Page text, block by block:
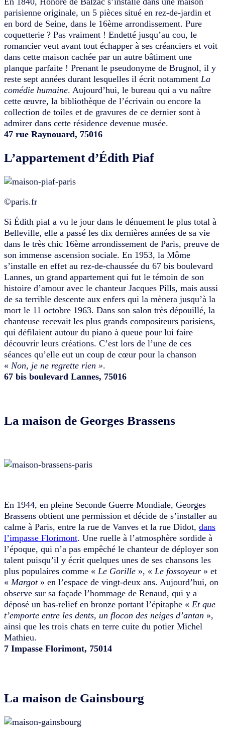
parisienne originale, un 5 pièces situé en rez-de-jardin et
en bord de Seine, dans le 16ème arrondissement. Pure
coquetterie ? Pas vraiment ! Endetté jusqu’au cou, le
romancier veut avant tout échapper à ses créanciers et voit
dans cette maison cachée par un autre bâtiment une
planque parfaite ! Prenant le pseudonyme de Brugnol, il y
reste sept années durant lesquelles il écrit notamment La
comédie humaine. Aujourd’hui, le bureau qui a vu naître
cette œuvre, la bibliothèque de l’écrivain ou encore la
collection de toiles et de gravures de ce dernier sont à
admirer dans cette résidence devenue musée.
47 rue Raynouard, 75016
L’appartement d’Édith Piaf
©paris.fr
Si Édith piaf a vu le jour dans le dénuement le plus total à
Belleville, elle a passé les dix dernières années de sa vie
dans le très chic 16ème arrondissement de Paris, preuve de
son immense ascension sociale. En 1953, la Môme
s’installe en effet au rez-de-chaussée du 67 bis boulevard
Lannes, un grand appartement qui fut le témoin de son
histoire d’amour avec le chanteur Jacques Pills, mais aussi
de sa terrible descente aux enfers qui la mènera jusqu’à la
mort le 11 octobre 1963. Dans son salon très dépouillé, la
chanteuse recevait les plus grands compositeurs parisiens,
qui défilaient autour du piano à queue pour lui faire
découvrir leurs créations. C’est lors de l’une de ces
séances qu’elle eut un coup de cœur pour la chanson
« Non, je ne regrette rien ».
67 bis boulevard Lannes, 75016
La maison de Georges Brassens
En 1944, en pleine Seconde Guerre Mondiale, Georges
Brassens obtient une permission et décide de s’installer au
calme à Paris, entre la rue de Vanves et la rue Didot, dans
l’impasse Florimont. Une ruelle à l’atmosphère sordide à
l’époque, qui n’a pas empêché le chanteur de déployer son
talent puisqu’il y écrit quelques unes de ses chansons les
plus populaires comme « Le Gorille », « Le fossoyeur » et
« Margot» en l’espace de vingt-deux ans. Aujourd’hui, on
observe sur sa façade l’hommage de Renaud, qui y a
déposé un bas-relief en bronze portant l’épitaphe « Et que
t’emporte entre les dents, un flocon des neiges d’antan »,
ainsi que les trois chats en terre cuite du potier Michel
Mathieu.
7 Impasse Florimont, 75014
La maison de Gainsbourg